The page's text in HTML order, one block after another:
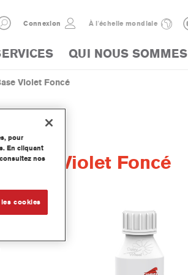
Connexion À l'échelle mondiale
QUI NOUS SOMMES
Violet Foncé
Base Violet Foncé
Mate
pour
En cliquant
nos
cookies